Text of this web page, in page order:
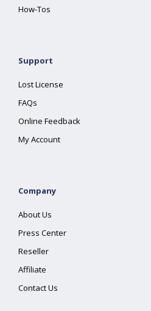
How-Tos
Support
Lost License
FAQs
Online Feedback
My Account
Company
About Us
Press Center
Reseller
Affiliate
Contact Us